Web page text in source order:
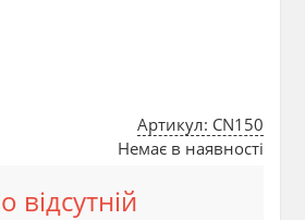
Артикул: CN150
Немає в наявності